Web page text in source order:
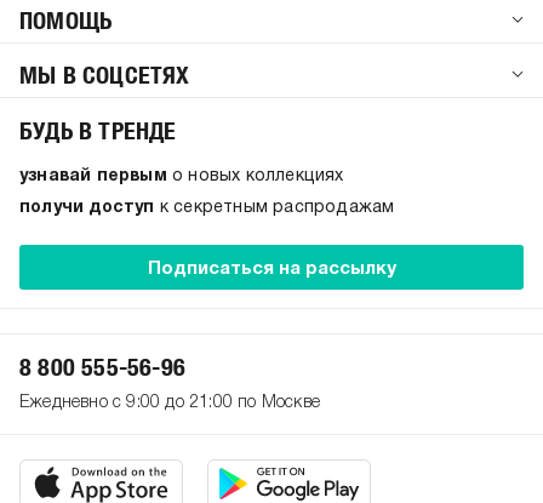
ПОМОЩЬ
МЫ В СОЦСЕТЯХ
БУДЬ В ТРЕНДЕ
узнавай первым о новых коллекциях
получи доступ
к секретным распродажам
Подписаться на рассылку
8 800 555-56-96
Ежедневно с 9:00 до 21:00 по Москве